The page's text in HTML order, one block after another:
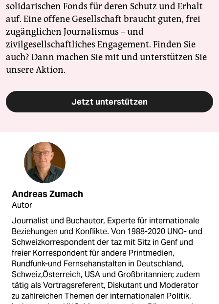
solidarischen Fonds für deren Schutz und Erhalt
auf. Eine offene Gesellschaft braucht guten, frei
zugänglichen Journalismus – und
zivilgesellschaftliches Engagement. Finden Sie
auch? Dann machen Sie mit und unterstützen Sie
unsere Aktion.
Jetzt unterstützen
Andreas Zumach
Autor
Journalist und Buchautor, Experte für internationale
Beziehungen und Konflikte. Von 1988-2020 UNO- und
Schweizkorrespondent der taz mit Sitz in Genf und
freier Korrespondent für andere Printmedien,
Rundfunk-und Fernsehanstalten in Deutschland,
Schweiz,Österreich, USA und Großbritannien; zudem
tätig als Vortragsreferent, Diskutant und Moderator
zu zahlreichen Themen der internationalen Politik,